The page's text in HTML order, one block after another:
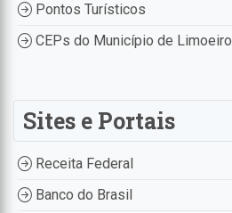
Pontos Turísticos
CEPs do Município de Limoeiro
Sites e Portais
Receita Federal
Banco do Brasil